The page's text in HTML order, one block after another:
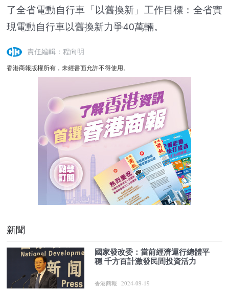
了全省電動自行車「以舊換新」工作目標：全省實
現電動自行車以舊換新力爭40萬輛。
責任編輯：程向明
香港商報版權所有，未經書面允許不得使用。
新聞
國家發改委：當前經濟運行總體平
穩 千方百計激發民間投資活力
香港商報 2024-09-19